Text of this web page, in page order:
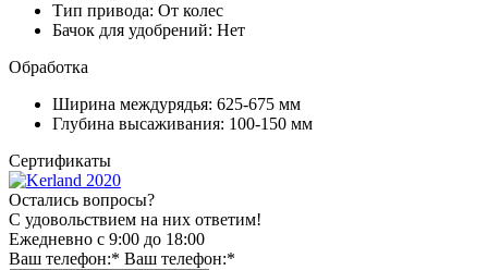
Тип привода: От колес
Бачок для удобрений: Нет
Обработка
Ширина междурядья: 625-675 мм
Глубина высаживания: 100-150 мм
Сертификаты
Остались вопросы?
C удовольствием на них ответим!
Ежедневно с 9:00 до 18:00
Ваш телефон:* Ваш телефон:*